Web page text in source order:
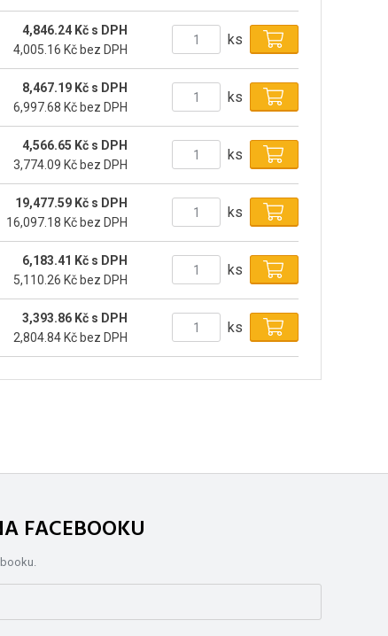
4,846.24 Kč s DPH
4,005.16 Kč bez DPH
ks
8,467.19 Kč s DPH
6,997.68 Kč bez DPH
ks
4,566.65 Kč s DPH
3,774.09 Kč bez DPH
ks
19,477.59 Kč s DPH
16,097.18 Kč bez DPH
ks
6,183.41 Kč s DPH
5,110.26 Kč bez DPH
ks
3,393.86 Kč s DPH
2,804.84 Kč bez DPH
ks
FACEBOOKU